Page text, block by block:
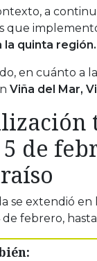
a
que
la quinta región.
en cuánto a
Viña del Mar,
de
se extendió en
febrero,